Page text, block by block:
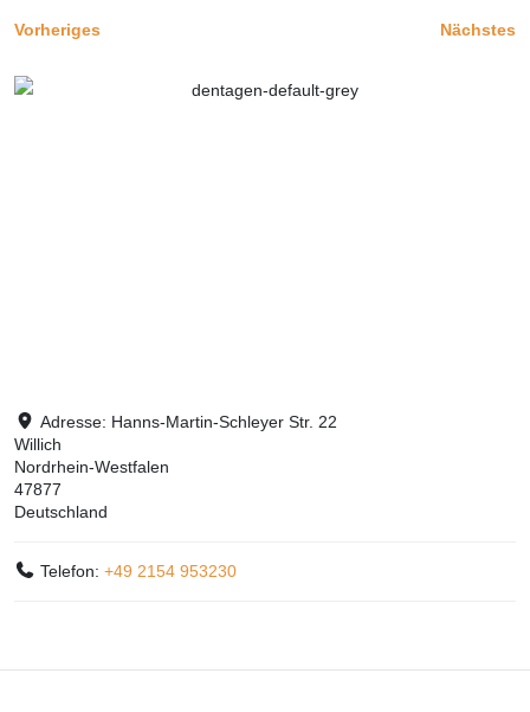
Vorheriges Nächstes
Adresse: Hanns-Martin-Schleyer Str. 22
Willich
Nordrhein-Westfalen
47877
Deutschland
Telefon:+49 2154 953230